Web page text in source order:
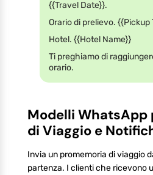
{{Travel Date}}.
Orario di prelievo. {{Pickup
Hotel. {{Hotel Name}}
Ti preghiamo di
orario.
Modelli WhatsApp
di Viaggio e
Invia un promemoria di viaggio
partenza. I clienti che ricevono